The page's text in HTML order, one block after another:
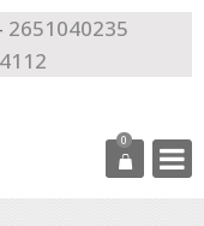
2651040235
0